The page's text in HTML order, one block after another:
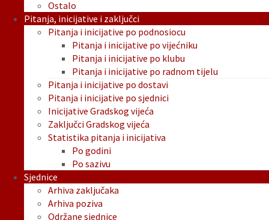
Ostalo
Pitanja, inicijative i zaključci
Pitanja i inicijative po podnosiocu
Pitanja i inicijative po vijećniku
Pitanja i inicijative po klubu
Pitanja i inicijative po radnom tijelu
Pitanja i inicijative po dostavi
Pitanja i inicijative po sjednici
Inicijative Gradskog vijeća
Zaključci Gradskog vijeća
Statistika pitanja i inicijativa
Po godini
Po sazivu
Sjednice
Arhiva zaključaka
Arhiva poziva
Održane sjednice